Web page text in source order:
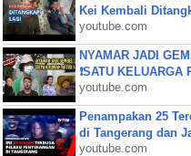
Kei Kembali
youtube.com
NYAMAR JADI
❗SATU KELUARGA
youtube.com
Penampakan 25
di Tangerang dan
youtube.com